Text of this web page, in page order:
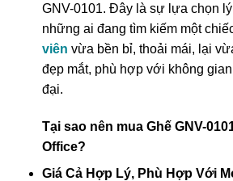
GNV-0101. Đây là sự lựa chọn
những ai đang tìm kiếm một
viên vừa bền bỉ, thoải mái, lại
đẹp mắt, phù hợp với không
đại.
Tại sao nên mua Ghế GNV-
Office?
Giá Cả Hợp Lý, Phù Hợp Với